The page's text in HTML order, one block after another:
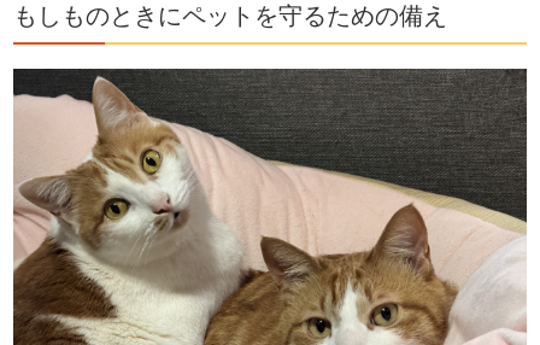
もしものときにペットを守るための備え